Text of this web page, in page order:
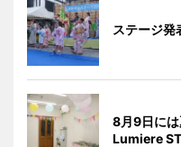
ステージ発
8月9日には
Lumiere